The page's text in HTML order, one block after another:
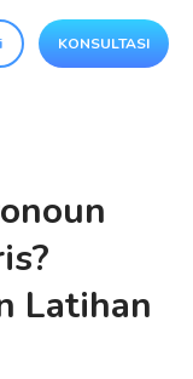
KONSULTASI
Latihan